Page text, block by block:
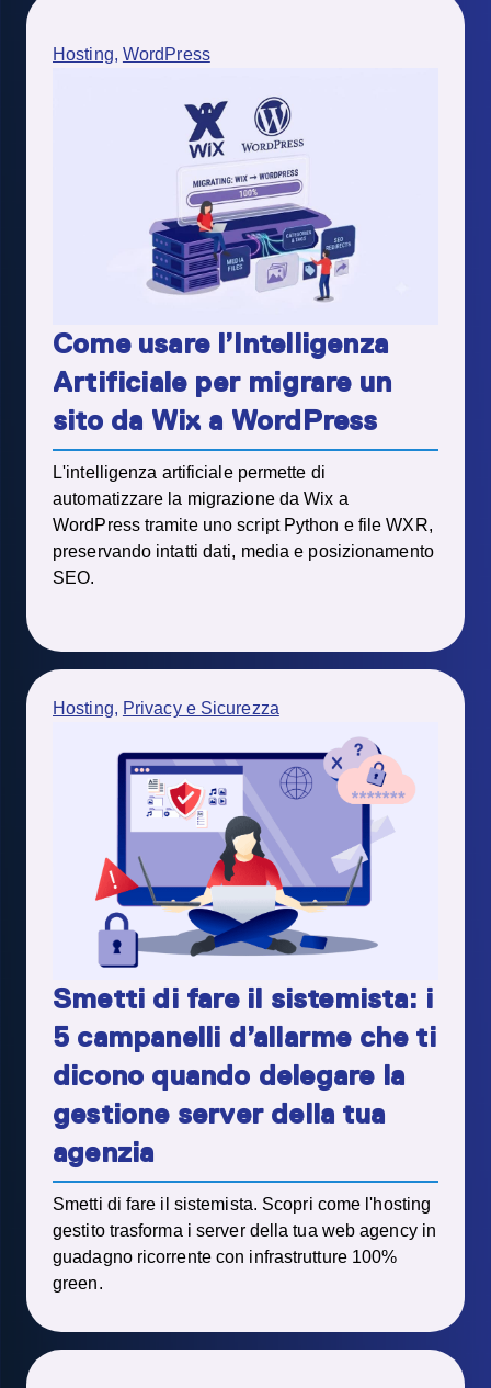
Hosting, WordPress
Come usare l’Intelligenza
Artificiale per migrare un
sito da Wix a WordPress
L'intelligenza artificiale permette di
automatizzare la migrazione da Wix a
WordPress tramite uno script Python e file WXR,
preservando intatti dati, media e posizionamento
SEO.
Hosting, Privacy e Sicurezza
Smetti di fare il sistemista: i
5 campanelli d’allarme che ti
dicono quando delegare la
gestione server della tua
agenzia
Smetti di fare il sistemista. Scopri come l'hosting
gestito trasforma i server della tua web agency in
guadagno ricorrente con infrastrutture 100%
green.